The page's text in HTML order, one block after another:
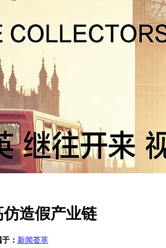
造假产业链
于： 新闻荟萃